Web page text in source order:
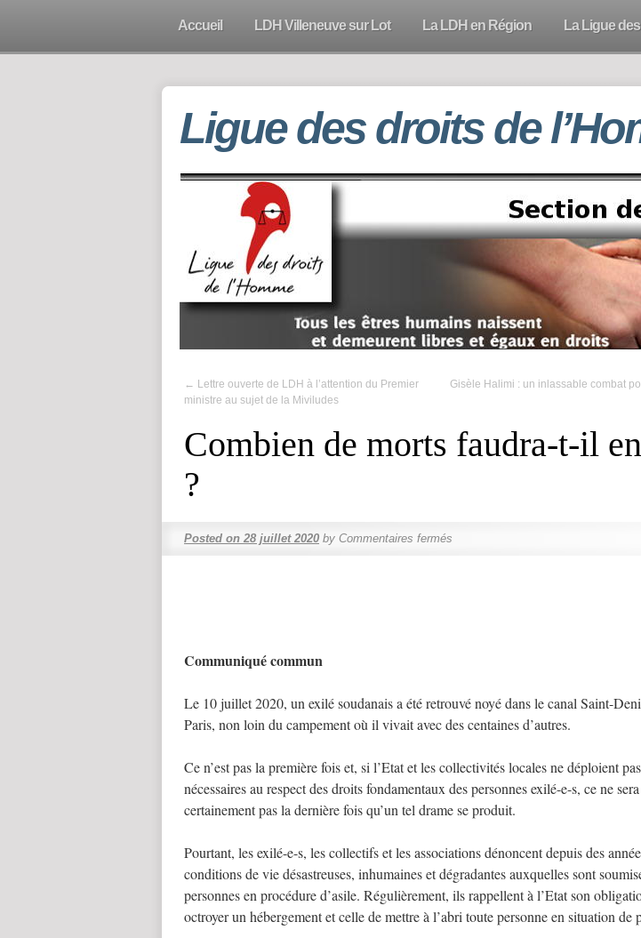
Accueil LDH Villeneuve sur Lot La LDH en Région La Ligue
Ligue des droits de
← Lettre ouverte de LDH à l’attention du Premier
ministre au sujet de la Miviludes
Gisèle Halimi : un inlassable combat
Combien de morts faudra-t-il
?
Posted on 28 juillet 2020 by Commentaires fermés
Communiqué commun
Le 10 juillet 2020, un exilé soudanais a été retrouvé noyé dans le canal Saint-
Paris, non loin du campement où il vivait avec des centaines d’autres.
Ce n’est pas la première fois et, si l’Etat et les collectivités locales ne déploient
nécessaires au respect des droits fondamentaux des personnes exilé-e-s, ce ne sera
certainement pas la dernière fois qu’un tel drame se produit.
Pourtant, les exilé-e-s, les collectifs et les associations dénoncent depuis des
conditions de vie désastreuses, inhumaines et dégradantes auxquelles sont
personnes en procédure d’asile. Régulièrement, ils rappellent à l’Etat son
octroyer un hébergement et celle de mettre à l’abri toute personne en situation de